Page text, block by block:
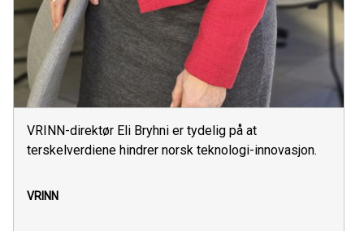
VRINN-direktør Eli Bryhni er tydelig på at
terskelverdiene hindrer norsk teknologi-innovasjon.
VRINN